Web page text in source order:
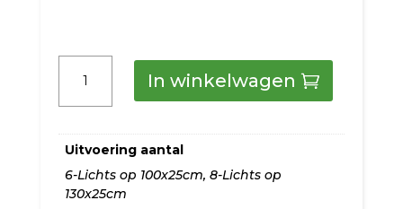
diverse
aantal
In winkelwagen
Uitvoering aantal
6-Lichts op 100x25cm, 8-Lichts op
130x25cm